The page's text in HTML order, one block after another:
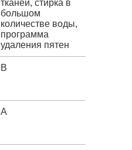
тканей, стирка в
большом
количестве воды,
программа
удаления пятен
B
A